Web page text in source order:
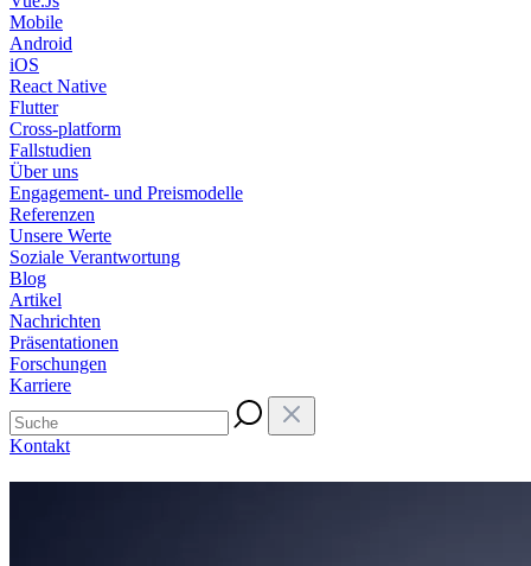
Mobile
Android
iOS
React Native
Flutter
Cross-platform
Fallstudien
Über uns
Engagement- und Preismodelle
Referenzen
Unsere Werte
Soziale Verantwortung
Blog
Artikel
Nachrichten
Präsentationen
Forschungen
Karriere
Kontakt